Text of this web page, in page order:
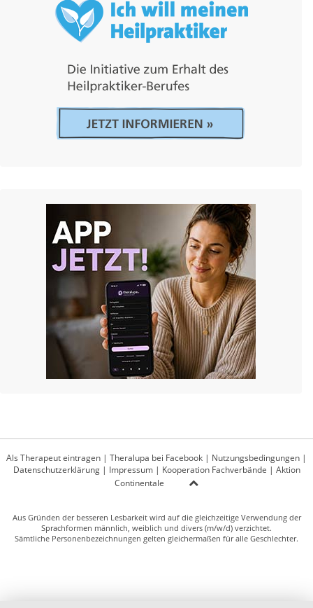
Als Therapeut eintragen | Theralupa bei Facebook | Nutzungsbedingungen |
Datenschutzerklärung| Impressum| Kooperation Fachverbände | Aktion
Continentale
Aus Gründen der besseren Lesbarkeit wird auf die gleichzeitige Verwendung der
Sprachformen männlich, weiblich und divers (m/w/d) verzichtet.
Sämtliche Personenbezeichnungen gelten gleichermaßen für alle Geschlechter.